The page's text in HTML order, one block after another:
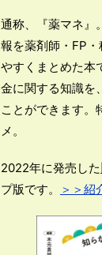
通称、『薬マネ』
報を薬剤師・FP
やすくまとめた本
金に関する知識を
ことができます。
メ。
2022年に発売した
プ版です。
＞＞紹